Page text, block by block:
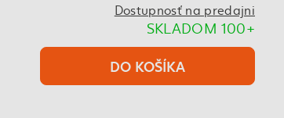
Dostupnosť na predajni
SKLADOM 100+
DO KOŠÍKA